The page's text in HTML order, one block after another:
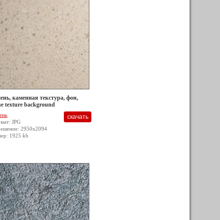
каменная текстура, фон,
texture background
JPG
2950x2094
1925 kb